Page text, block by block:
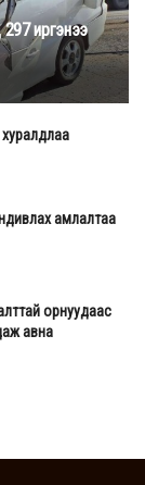
иргэнээ
амлалтаа
орнуудаас
авна